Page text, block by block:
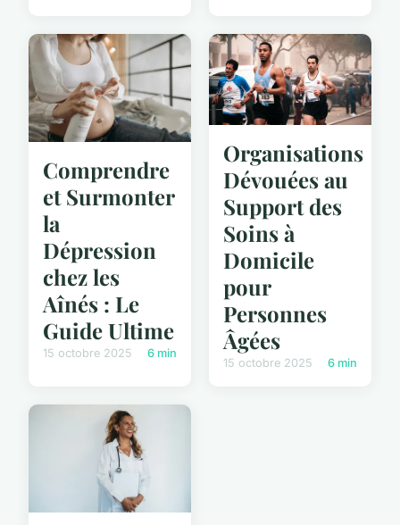
Comprendre
et Surmonter
la
Dépression
chez les
Aînés : Le
Guide Ultime
15 octobre 2025 6 min
Organisations
Dévouées au
Support des
Soins à
Domicile
pour
Personnes
Âgées
15 octobre 2025 6 min